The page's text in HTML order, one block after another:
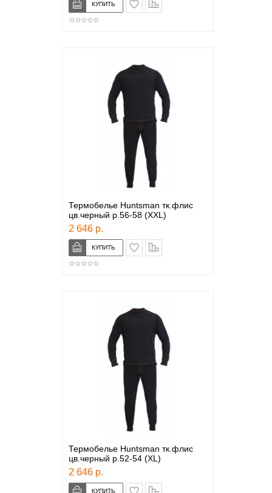
Термобелье Huntsman тк.флис
цв.черный р.56-58 (XXL)
2 646 р.
в закладки
Термобелье Huntsman тк.флис
цв.черный р.52-54 (XL)
2 646 р.
в закладки